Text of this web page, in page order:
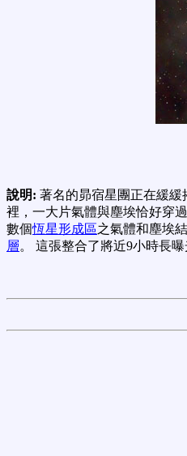
說明: 著名的昴宿星團正在緩緩
裡，一大片氣體與塵埃恰好穿過
數個恆星形成區之氣體和塵埃
層。 這張整合了將近9小時長